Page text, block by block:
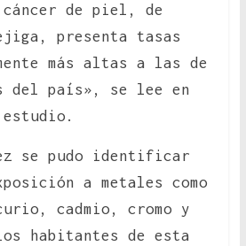
de piel, de
presenta tasas
más altas a las de
del país», se lee en
se pudo identificar
a metales como
cadmio, cromo y
habitantes de esta